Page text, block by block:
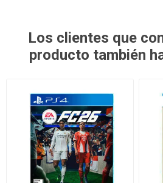
Los clientes que
producto también